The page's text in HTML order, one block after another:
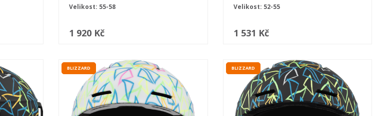
Velikost: 55-58
1 920 Kč
Velikost: 52-55
1 531 Kč
BLIZZARD BLIZZARD